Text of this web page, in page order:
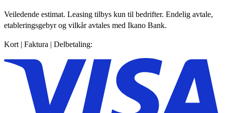
Veiledende estimat. Leasing tilbys kun til bedrifter. Endelig avtale,
etableringsgebyr og vilkår avtales med Ikano Bank.
Kort | Faktura | Delbetaling: